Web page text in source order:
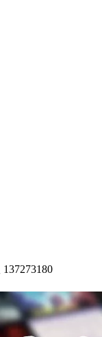
137273180